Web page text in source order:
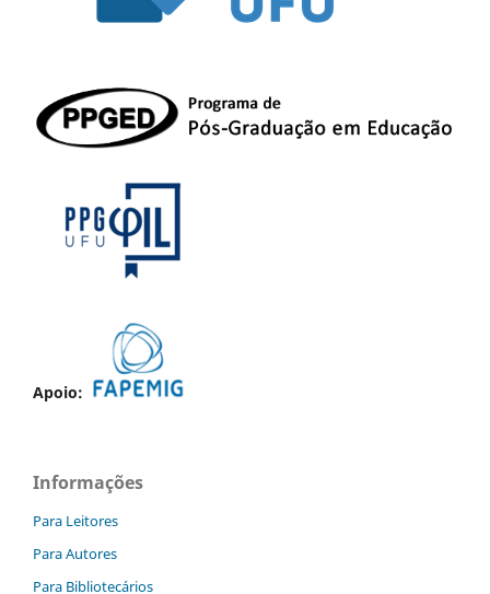
Apoio:
Informações
Para Leitores
Para Autores
Para Bibliotecários